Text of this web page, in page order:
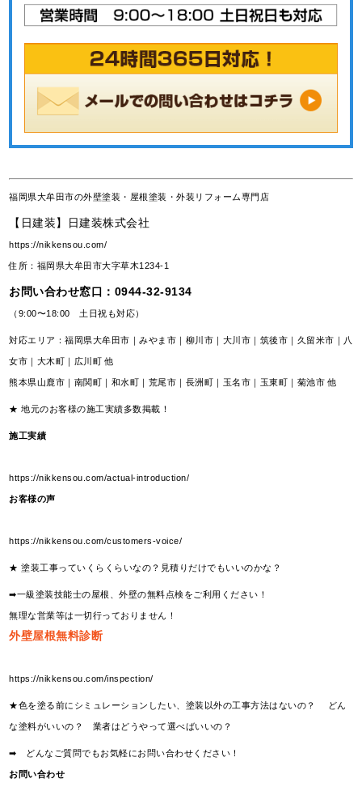
福岡県大牟田市の外壁塗装・屋根塗装・外装リフォーム専門店
【日建装】日建装株式会社
https://nikkensou.com/
住所：福岡県大牟田市大字草木1234-1
お問い合わせ窓口： 0944-32-9134
（9:00〜18:00 土日祝も対応）
対応エリア：福岡県大牟田市｜みやま市｜柳川市｜大川市｜筑後市｜久留米市｜八
女市｜大木町｜広川町 他
熊本県山鹿市｜南関町｜和水町｜荒尾市｜長洲町｜玉名市｜玉東町｜菊池市 他
★ 地元のお客様の施工実績多数掲載！
施工実績
https://nikkensou.com/actual-introduction/
お客様の声
https://nikkensou.com/customers-voice/
★ 塗装工事っていくらくらいなの？見積りだけでもいいのかな？
➡一級塗装技能士の屋根、外壁の無料点検をご利用ください！
無理な営業等は一切行っておりません！
外壁屋根無料診断
https://nikkensou.com/inspection/
★色を塗る前にシミュレーションしたい、塗装以外の工事方法はないの？ どん
な塗料がいいの？ 業者はどうやって選べばいいの？
➡ どんなご質問でもお気軽にお問い合わせください！
お問い合わせ